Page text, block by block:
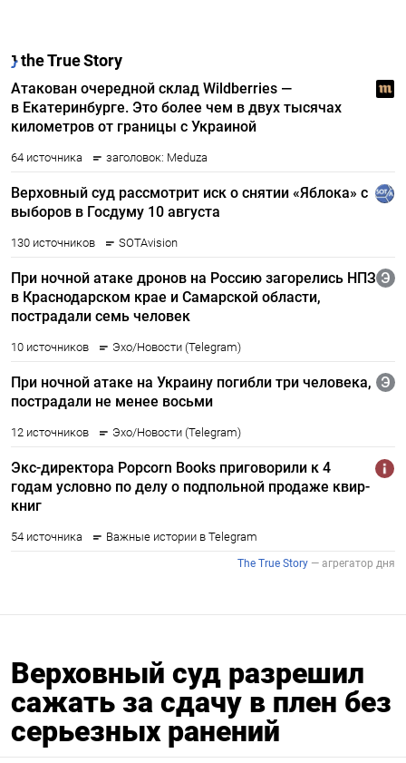
Верховный суд разрешил
сажать за сдачу в плен без
серьезных ранений